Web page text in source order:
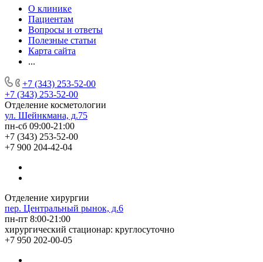
О клинике
Пациентам
Вопросы и ответы
Полезные статьи
Карта сайта
...
+7 (343) 253-52-00
+7 (343) 253-52-00
Отделение косметологии
ул. Шейнкмана, д.75
пн-сб 09:00-21:00
+7 (343) 253-52-00
+7 900 204-42-04
Отделение хирургии
пер. Центральный рынок, д.6
пн-пт 8:00-21:00
хирургический стационар: круглосуточно
+7 950 202-00-05